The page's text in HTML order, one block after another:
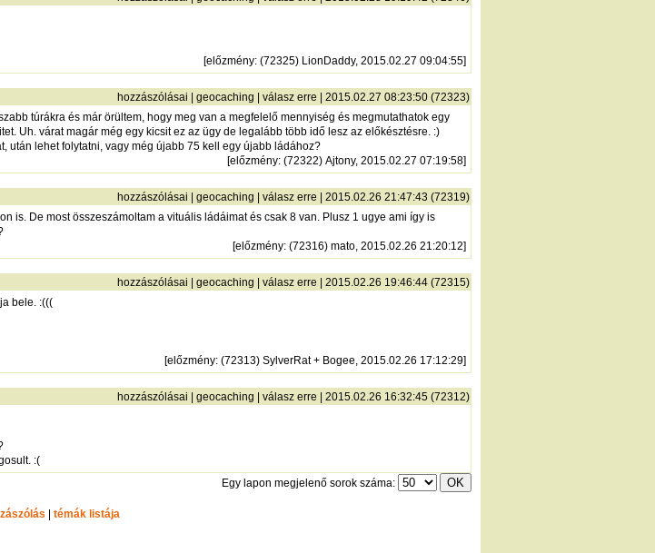
[előzmény: (72325) LionDaddy, 2015.02.27 09:04:55]
hozzászólásai geocaching válasz erre | 2015.02.27 08:23:50 (72323)
túrákra és már örültem, hogy meg van a megfelelő mennyiség és megmutathatok egy
Uh. várat magár még egy kicsit ez az ügy de legalább több idő lesz az előkésztésre. :)
után lehet folytatni, vagy még újabb 75 kell egy újabb ládához?
[előzmény: (72322) Ajtony, 2015.02.27 07:19:58]
hozzászólásai geocaching válasz erre | 2015.02.26 21:47:43 (72319)
is. De most összeszámoltam a vituális ládáimat és csak 8 van. Plusz 1 ugye ami így is
[előzmény: (72316) mato, 2015.02.26 21:20:12]
hozzászólásai geocaching válasz erre | 2015.02.26 19:46:44 (72315)
bele. :(((
[előzmény: (72313) SylverRat + Bogee, 2015.02.26 17:12:29]
hozzászólásai geocaching válasz erre | 2015.02.26 16:32:45 (72312)
:(
Egy lapon megjelenő sorok száma:
témák listája